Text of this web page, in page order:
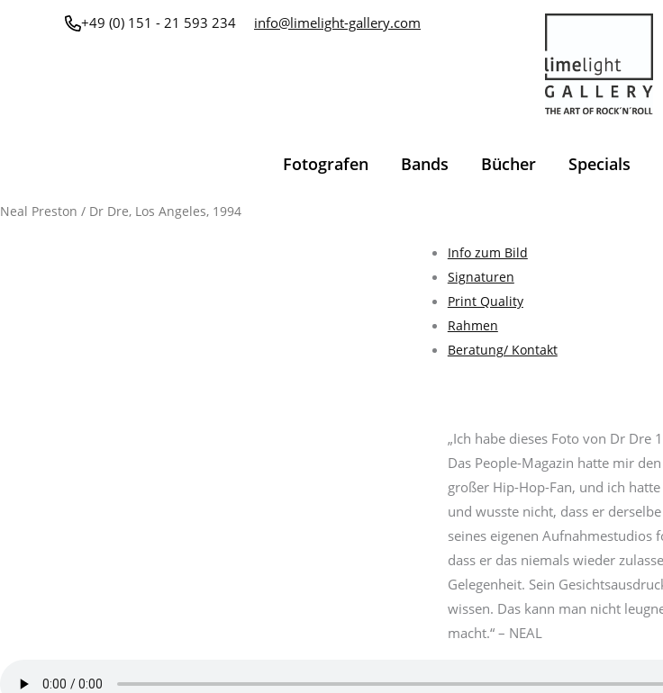
+49 (0) 151 - 21 593 234 info@limelight-gallery.com
Fotografen Bands Bücher Specials
Neal Preston / Dr Dre, Los Angeles, 1994
Info zum Bild
Signaturen
Print Quality
Rahmen
Beratung/ Kontakt
„Ich habe dieses Foto von Dr
Das People-Magazin hatte mir
großer Hip-Hop-Fan, und ich
und wusste nicht, dass er
seines eigenen Aufnahmestudios
dass er das niemals wieder
Gelegenheit. Sein
wissen. Das kann man nicht
macht.“ – NEAL